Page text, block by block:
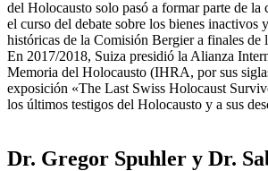
del Holocausto solo pasó a formar parte de la
el curso del debate sobre los bienes inactivos
históricas de la Comisión Bergier a finales de
En 2017/2018, Suiza presidió la Alianza
Memoria del Holocausto (IHRA, por sus
exposición «The Last Swiss Holocaust
los últimos testigos del Holocausto y a sus
Dr. Gregor Spuhler y Dr.